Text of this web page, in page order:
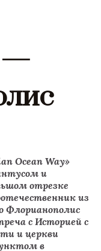
—
Ocean Way»
и
отрезке
из
с Историей с
и церкви
в